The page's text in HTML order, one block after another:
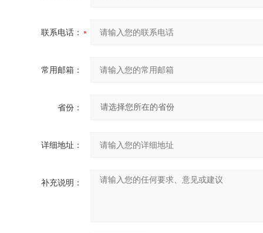
联系电话：
常用邮箱：
省份：
详细地址：
补充说明：